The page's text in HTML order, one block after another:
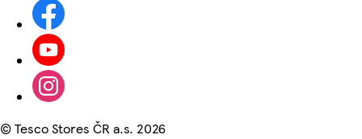
©Tesco Stores ČR a.s. 2026